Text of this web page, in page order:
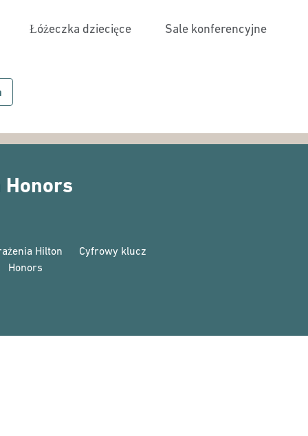
Łóżeczka dziecięce Sale konferencyjne
Honors
Hilton
Honors
Cyfrowy klucz